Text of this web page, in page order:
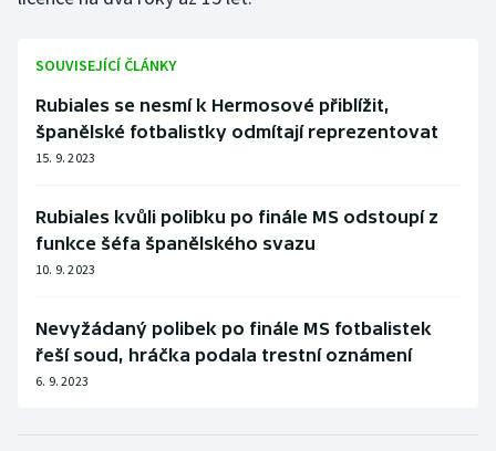
Veslování
Vodní slalom
Volejbal
Ostatní
SOUVISEJÍCÍ ČLÁNKY
Rubiales se nesmí k Hermosové přiblížit,
španělské fotbalistky odmítají reprezentovat
15. 9. 2023
Rubiales kvůli polibku po finále MS odstoupí z
funkce šéfa španělského svazu
10. 9. 2023
Nevyžádaný polibek po finále MS fotbalistek
řeší soud, hráčka podala trestní oznámení
6. 9. 2023